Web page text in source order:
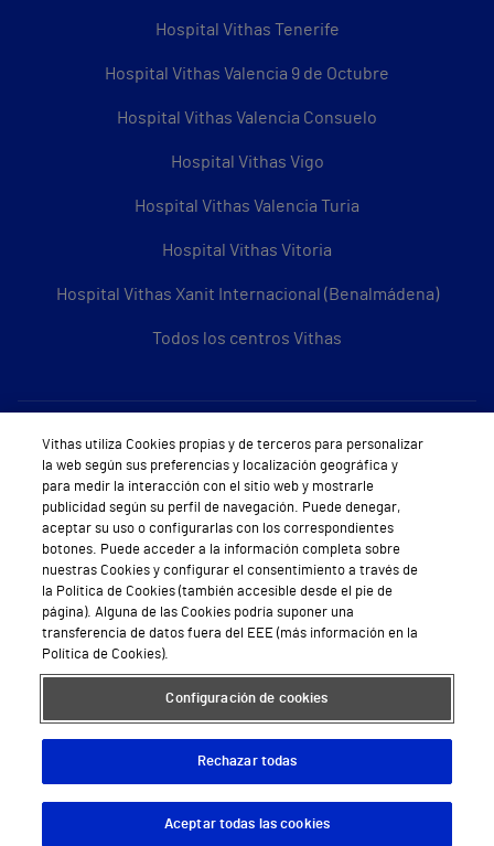
Hospital Vithas Tenerife
Hospital Vithas Valencia 9 de Octubre
Hospital Vithas Valencia Consuelo
Hospital Vithas Vigo
Hospital Vithas Valencia Turia
Hospital Vithas Vitoria
Hospital Vithas Xanit Internacional (Benalmádena)
Todos los centros Vithas
Sobre Vithas
Quiénes somos
Trabajar en Vithas
Teléfono Cita Médica
Teléfono Atención al Cliente
Política de seguridad y salud en el trabajo
Conoce a Supervita
Aviso Legal Política de cookies Política de privacidad Mapa web Protección de datos
Descargar App
Vithas utiliza Cookies propias y de terceros para personalizar
la web según sus preferencias y localización geográfica y
para medir la interacción con el sitio web y mostrarle
publicidad según su perfil de navegación. Puede denegar,
aceptar su uso o configurarlas con los correspondientes
botones. Puede acceder a la información completa sobre
nuestras Cookies y configurar el consentimiento a través de
la Política de Cookies (también accesible desde el pie de
página). Alguna de las Cookies podría suponer una
transferencia de datos fuera del EEE (más información en la
Política de Cookies).
Configuración de cookies
Rechazar todas
Aceptar todas las cookies